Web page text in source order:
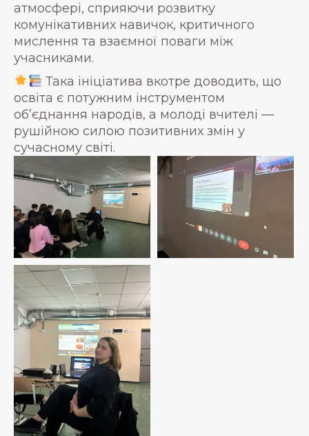
атмосфері, сприяючи розвитку
комунікативних навичок, критичного
мислення та взаємної поваги між
учасниками.
Така ініціатива вкотре доводить, що
освіта є потужним інструментом
об’єднання народів, а молоді вчителі —
рушійною силою позитивних змін у
сучасному світі.